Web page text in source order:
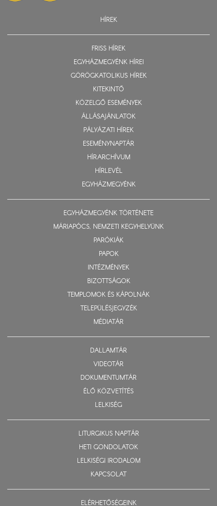
HÍREK
FRISS HÍREK
EGYHÁZMEGYÉNK HÍREI
GÖRÖGKATOLIKUS HÍREK
KITEKINTŐ
KÖZELGŐ ESEMÉNYEK
ÁLLÁSAJÁNLATOK
PÁLYÁZATI HÍREK
ESEMÉNYNAPTÁR
HÍRARCHÍVUM
HÍRLEVÉL
EGYHÁZMEGYÉNK
EGYHÁZMEGYÉNK TÖRTÉNETE
MÁRIAPÓCS, NEMZETI KEGYHELYÜNK
PARÓKIÁK
PAPOK
INTÉZMÉNYEK
BIZOTTSÁGOK
TEMPLOMOK ÉS KÁPOLNÁK
TELEPÜLÉSJEGYZÉK
MÉDIATÁR
DALLAMTÁR
VIDEOTÁR
DOKUMENTUMTÁR
ÉLŐ KÖZVETÍTÉS
LELKISÉG
LITURGIKUS NAPTÁR
HETI GONDOLATOK
LELKISÉGI IRODALOM
KAPCSOLAT
ELÉRHETŐSÉGEINK